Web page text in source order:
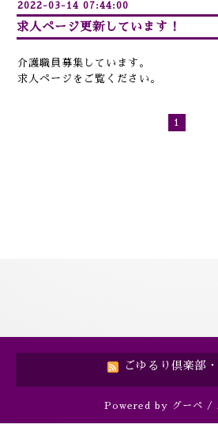
2022-03-14 07:44:00
求人ページ更新しています！
介護職員募集しています。
求人ページをご覧ください。
1
ごゆるり倶楽部
Powered by グーペ /